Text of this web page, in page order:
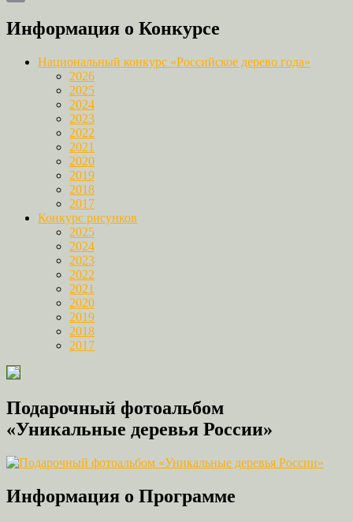
Link
Информация о Конкурсе
Национальный конкурс «Российское дерево года»
2026
2025
2024
2023
2022
2021
2020
2019
2018
2017
Конкурс рисунков
2025
2024
2023
2022
2021
2020
2019
2018
2017
Подарочный фотоальбом
«Уникальные деревья России»
Информация о Программе